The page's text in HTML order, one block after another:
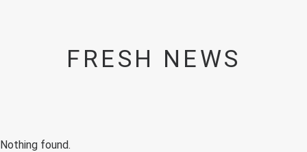
FRESH NEWS
Nothing found.